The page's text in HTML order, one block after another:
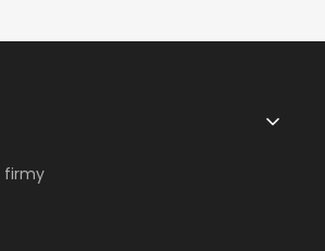
firmy